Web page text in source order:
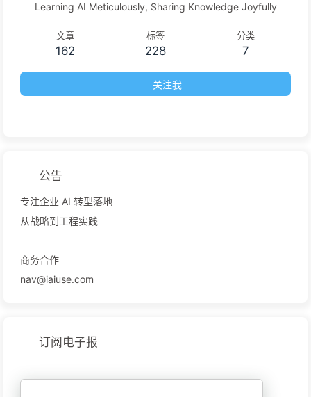
Learning AI Meticulously, Sharing Knowledge Joyfully
文章
162
标签
228
分类
7
关注我
公告
专注企业 AI 转型落地
从战略到工程实践
商务合作
nav@iaiuse.com
订阅电子报